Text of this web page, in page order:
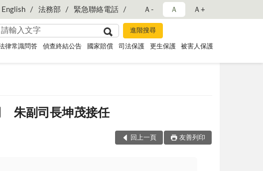
English 法務部 緊急聯絡電話 Ａ- Ａ Ａ+
律常識問答 偵查終結公告 國家賠償 司法保護 更生保護 被害人保護
朱副司長坤茂接任
回上一頁 友善列印